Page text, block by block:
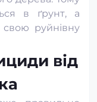
в ґрунт, а
свою руйнівну
від